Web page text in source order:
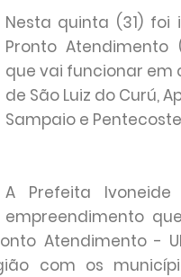
Nesta quinta (31)
Pronto Atendimento
que vai funcionar em
de São Luiz do Curú,
Sampaio e
A Prefeita
empreendimento
Atendimento -
com os